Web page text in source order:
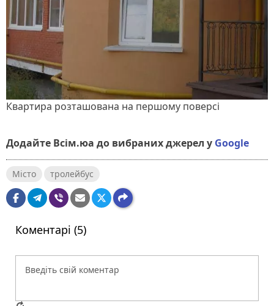
Квартира розташована на першому поверсі
Додайте Всім.юа до вибраних джерел у Google
Місто тролейбус
Коментарі (5)